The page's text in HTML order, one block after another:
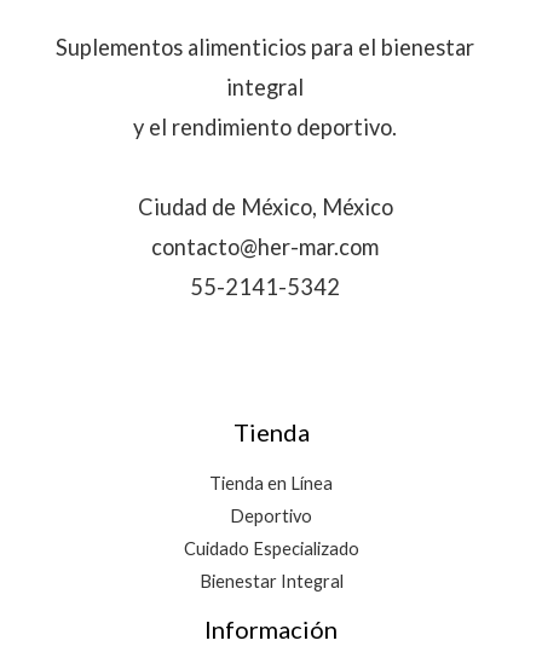
Suplementos alimenticios para el bienestar
integral
y el rendimiento deportivo.
Ciudad de México, México
contacto@her-mar.com
55-2141-5342
Tienda
Tienda en Línea
Deportivo
Cuidado Especializado
Bienestar Integral
Información